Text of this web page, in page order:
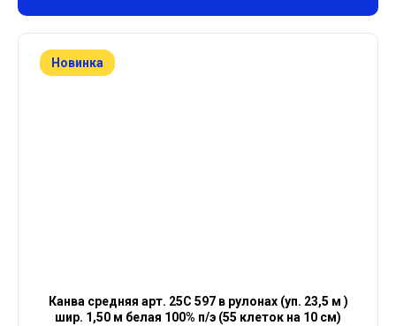
Новинка
Канва средняя арт. 25С 597 в рулонах (уп. 23,5 м )
шир. 1,50 м белая 100% п/э (55 клеток на 10 см)